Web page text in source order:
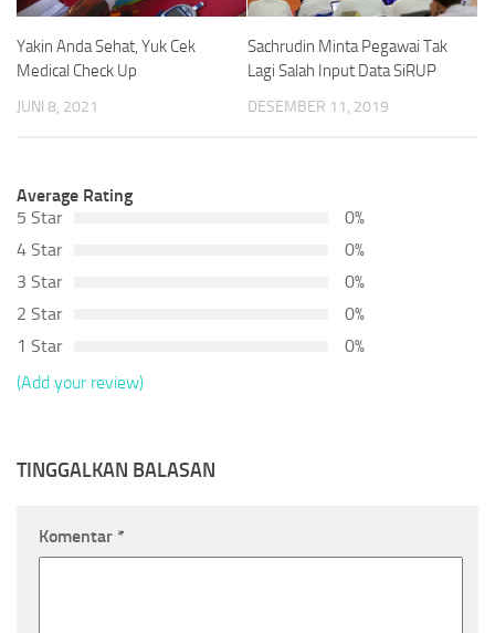
Yakin Anda Sehat, Yuk Cek
Medical Check Up
JUNI 8, 2021
Sachrudin Minta Pegawai Tak
Lagi Salah Input Data SiRUP
DESEMBER 11, 2019
Average Rating
5 Star
0%
4 Star
0%
3 Star
0%
2 Star
0%
1 Star
0%
(Add your review)
TINGGALKAN BALASAN
Komentar *